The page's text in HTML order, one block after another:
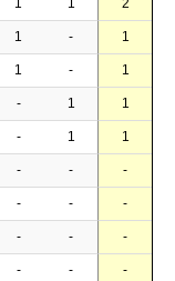
1 1 2
1 - 1
1 - 1
- 1 1
- 1 1
- - -
- - -
- - -
- - -